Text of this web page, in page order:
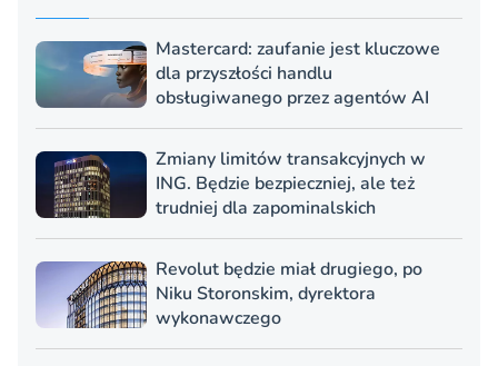
Mastercard: zaufanie jest kluczowe
dla przyszłości handlu
obsługiwanego przez agentów AI
Zmiany limitów transakcyjnych w
ING. Będzie bezpieczniej, ale też
trudniej dla zapominalskich
Revolut będzie miał drugiego, po
Niku Storonskim, dyrektora
wykonawczego